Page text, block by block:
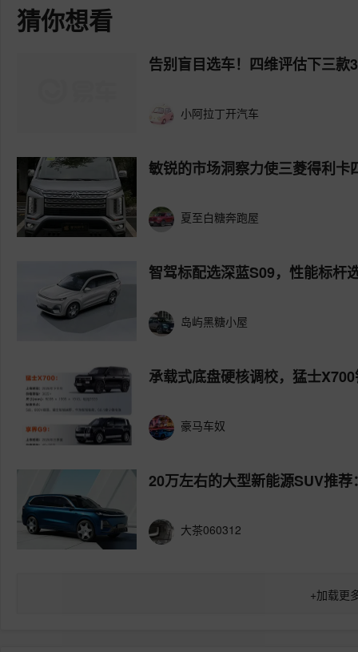
猜你想看
告别盲目选车！四维评估下三
小阿拉丁开汽车
敏锐的市场洞察力使三菱得利
夏至白糖奔跑屋
智驾标配选深蓝S09，性能标杆
岛屿黑糖小屋
承载式底盘硬核调校，猛士
豪马车奴
20万左右的大型新能源SUV推
大茶060312
+加载更